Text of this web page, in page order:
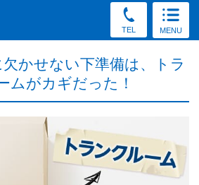
TEL MENU
かせない下準備は、トラ
ムがカギだった！